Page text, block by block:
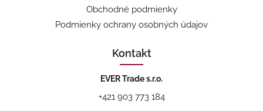
Obchodné podmienky
Podmienky ochrany osobných údajov
Kontakt
EVER Trade s.r.o.
+421 903 773 184